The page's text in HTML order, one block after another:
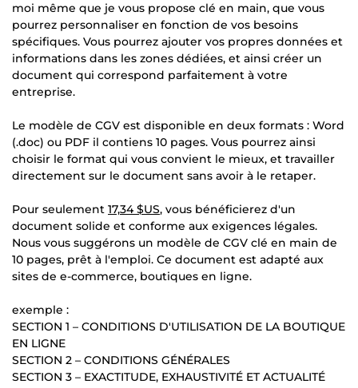
moi même que je vous propose clé en main, que vous
pourrez personnaliser en fonction de vos besoins
spécifiques. Vous pourrez ajouter vos propres données et
informations dans les zones dédiées, et ainsi créer un
document qui correspond parfaitement à votre
entreprise.
Le modèle de CGV est disponible en deux formats : Word
(.doc) ou PDF il contiens 10 pages. Vous pourrez ainsi
choisir le format qui vous convient le mieux, et travailler
directement sur le document sans avoir à le retaper.
Pour seulement 17,34 $US, vous bénéficierez d'un
document solide et conforme aux exigences légales.
Nous vous suggérons un modèle de CGV clé en main de
10 pages, prêt à l'emploi. Ce document est adapté aux
sites de e-commerce, boutiques en ligne.
exemple :
SECTION 1 – CONDITIONS D'UTILISATION DE LA BOUTIQUE
EN LIGNE
SECTION 2 – CONDITIONS GÉNÉRALES
SECTION 3 – EXACTITUDE, EXHAUSTIVITÉ ET ACTUALITÉ